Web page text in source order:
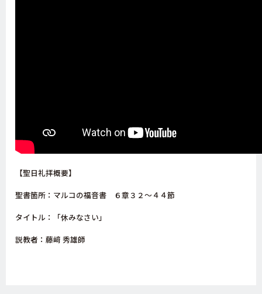
【聖日礼拝概要】
聖書箇所：マルコの福音書 ６章３２～４４節
タイトル：「休みなさい」
説教者：藤﨑 秀雄師